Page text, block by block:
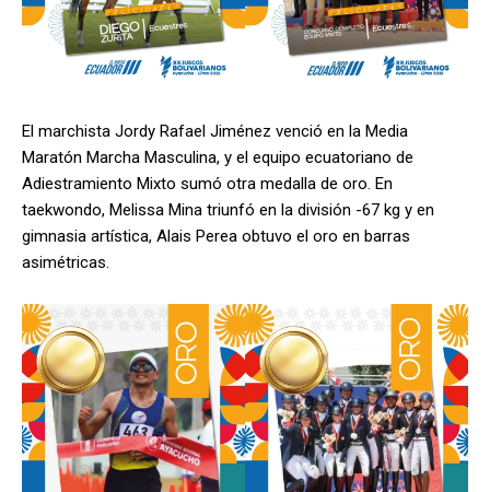
El marchista Jordy Rafael Jiménez venció en la Media
Maratón Marcha Masculina, y el equipo ecuatoriano de
Adiestramiento Mixto sumó otra medalla de oro. En
taekwondo, Melissa Mina triunfó en la división -67 kg y en
gimnasia artística, Alais Perea obtuvo el oro en barras
asimétricas.